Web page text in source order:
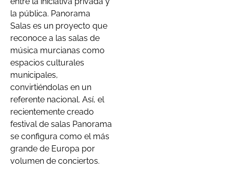
la pública. Panorama
Salas es un proyecto que
reconoce a las salas de
música murcianas como
espacios culturales
municipales,
convirtiéndolas en un
referente nacional. Así, el
recientemente creado
festival de salas Panorama
se configura como el más
grande de Europa por
volumen de conciertos.